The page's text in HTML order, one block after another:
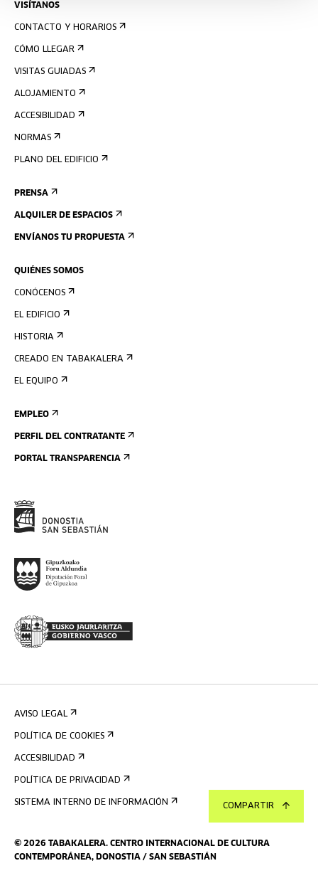
COMPARTIR
VISÍTANOS
CONTACTO Y HORARIOS
CÓMO LLEGAR
VISITAS GUIADAS
ALOJAMIENTO
ACCESIBILIDAD
NORMAS
PLANO DEL EDIFICIO
PRENSA
ALQUILER DE ESPACIOS
ENVÍANOS TU PROPUESTA
QUIÉNES SOMOS
CONÓCENOS
EL EDIFICIO
HISTORIA
CREADO EN TABAKALERA
EL EQUIPO
EMPLEO
PERFIL DEL CONTRATANTE
PORTAL TRANSPARENCIA
© 2026 TABAKALERA. CENTRO INTERNACIONAL DE CULTURA
CONTEMPORÁNEA, DONOSTIA / SAN SEBASTIÁN
AVISO LEGAL
POLÍTICA DE COOKIES
ACCESIBILIDAD
POLÍTICA DE PRIVACIDAD
SISTEMA INTERNO DE INFORMACIÓN